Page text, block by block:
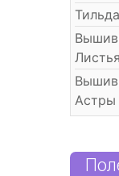
Листья
Астры